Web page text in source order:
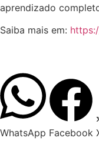
aprendizado
Saiba mais em:
WhatsApp Facebook